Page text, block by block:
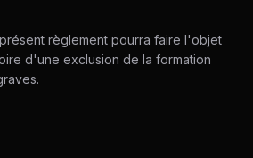
règlement pourra faire l'objet
d'une exclusion de la formation